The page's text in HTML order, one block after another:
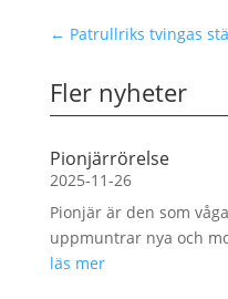
← Patrullriks tvingas
Fler nyheter
Pionjärrörelse
2025-11-26
Pionjär är den som
uppmuntrar nya och
läs mer